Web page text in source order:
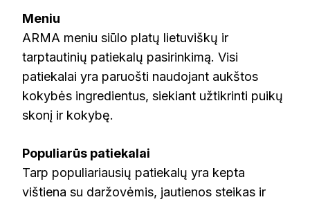
Meniu
ARMA meniu siūlo platų lietuviškų ir
tarptautinių patiekalų pasirinkimą. Visi
patiekalai yra paruošti naudojant aukštos
kokybės ingredientus, siekiant užtikrinti puikų
skonį ir kokybę.
Populiarūs patiekalai
Tarp populiariausių patiekalų yra kepta
vištiena su daržovėmis, jautienos steikas ir